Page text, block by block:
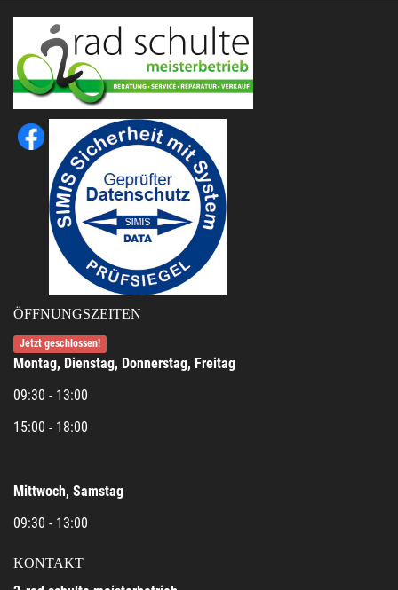
ÖFFNUNGSZEITEN
Jetzt geschlossen!
Montag, Dienstag, Donnerstag, Freitag
09:30 - 13:00
15:00 - 18:00
Mittwoch, Samstag
09:30 - 13:00
KONTAKT